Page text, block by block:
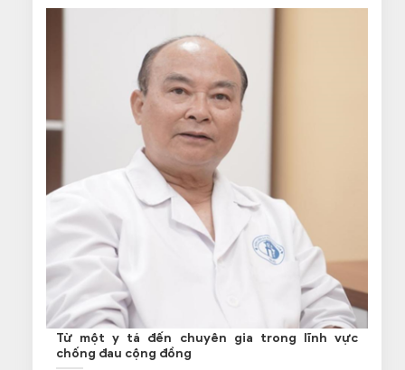
Từ một y tá đến chuyên gia trong lĩnh vực
chống đau cộng đồng